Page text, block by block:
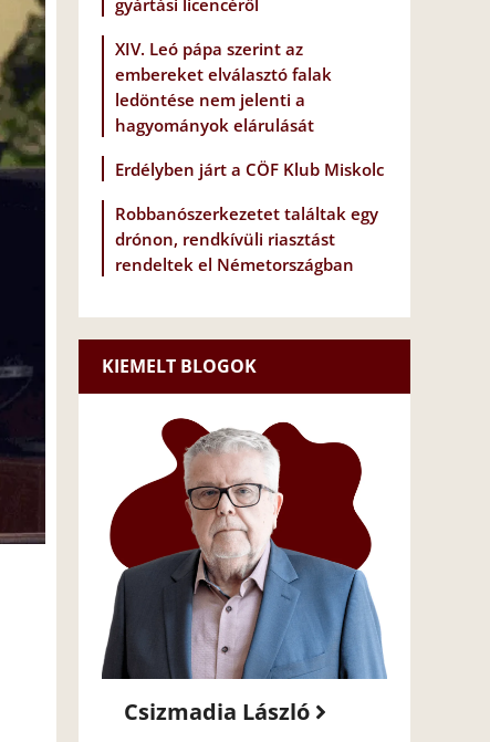
gyártási licencéről
XIV. Leó pápa szerint az
embereket elválasztó falak
ledöntése nem jelenti a
hagyományok elárulását
Erdélyben járt a CÖF Klub Miskolc
Robbanószerkezetet találtak egy
drónon, rendkívüli riasztást
rendeltek el Németországban
KIEMELT BLOGOK
Csizmadia László